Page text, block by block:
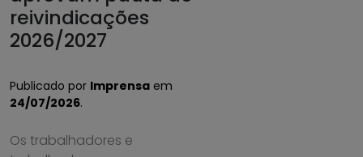
reivindicações
2026/2027
Publicado por Imprensa em
24/07/2026.
Os trabalhadores e